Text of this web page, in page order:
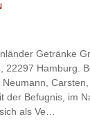
Getränke
22297 Hamburg.
der Befugnis, im
als Ve…